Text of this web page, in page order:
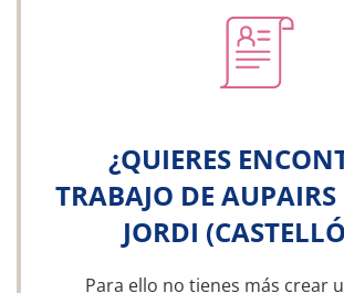
¿QUIERES
TRABAJO DE
JORDI
Para ello no tienes más crear